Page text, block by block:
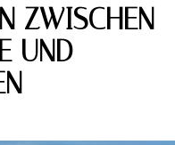
ZWISCHEN
UND